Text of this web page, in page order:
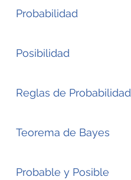
Probabilidad
Posibilidad
Reglas de Probabilidad
Teorema de Bayes
Probable y Posible